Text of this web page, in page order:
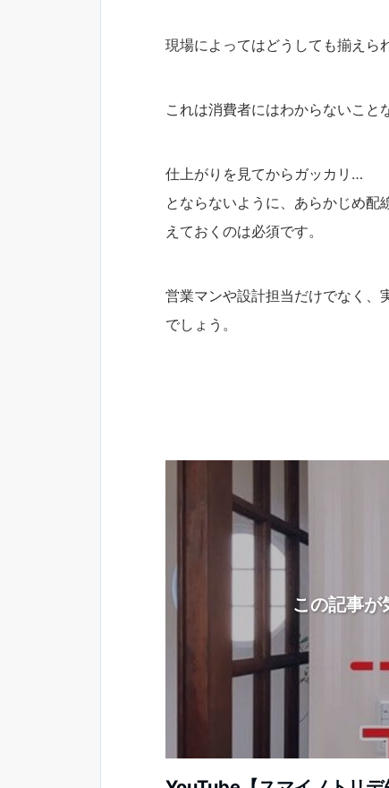
現場によってはどうしても揃えら
これは消費者にはわからないこと
仕上がりを見てからガッカリ…
とならないように、あらかじめ
えておくのは必須です。
営業マンや設計担当だけでなく、
でしょう。
この記事が